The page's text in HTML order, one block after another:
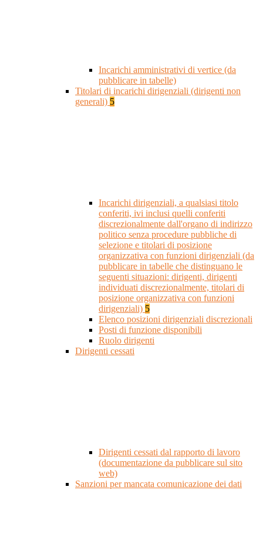
Incarichi amministrativi di vertice (da
pubblicare in tabelle)
Titolari di incarichi dirigenziali (dirigenti non
generali) 5
Incarichi dirigenziali, a qualsiasi titolo
conferiti, ivi inclusi quelli conferiti
discrezionalmente dall'organo di indirizzo
politico senza procedure pubbliche di
selezione e titolari di posizione
organizzativa con funzioni dirigenziali (da
pubblicare in tabelle che distinguano le
seguenti situazioni: dirigenti, dirigenti
individuati discrezionalmente, titolari di
posizione organizzativa con funzioni
dirigenziali) 5
Elenco posizioni dirigenziali discrezionali
Posti di funzione disponibili
Ruolo dirigenti
Dirigenti cessati
Dirigenti cessati dal rapporto di lavoro
(documentazione da pubblicare sul sito
web)
Sanzioni per mancata comunicazione dei dati